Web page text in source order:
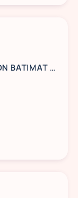
HOTES BILINGUES ITALIEN SALON BATIMAT A PORTE DE VERSAILLES DU 28 SEPTEMBRE AU 1er OCTOBRE